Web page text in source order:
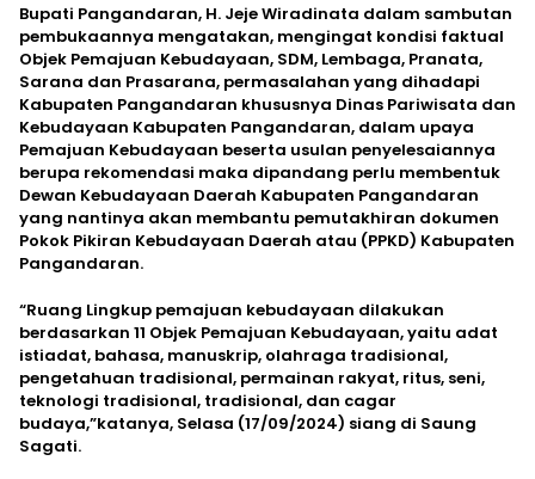
Bupati Pangandaran, H. Jeje Wiradinata dalam sambutan
pembukaannya mengatakan, mengingat kondisi faktual
Objek Pemajuan Kebudayaan, SDM, Lembaga, Pranata,
Sarana dan Prasarana, permasalahan yang dihadapi
Kabupaten Pangandaran khususnya Dinas Pariwisata dan
Kebudayaan Kabupaten Pangandaran, dalam upaya
Pemajuan Kebudayaan beserta usulan penyelesaiannya
berupa rekomendasi maka dipandang perlu membentuk
Dewan Kebudayaan Daerah Kabupaten Pangandaran
yang nantinya akan membantu pemutakhiran dokumen
Pokok Pikiran Kebudayaan Daerah atau (PPKD) Kabupaten
Pangandaran.
“Ruang Lingkup pemajuan kebudayaan dilakukan
berdasarkan 11 Objek Pemajuan Kebudayaan, yaitu adat
istiadat, bahasa, manuskrip, olahraga tradisional,
pengetahuan tradisional, permainan rakyat, ritus, seni,
teknologi tradisional, tradisional, dan cagar
budaya,”katanya, Selasa (17/09/2024) siang di Saung
Sagati.